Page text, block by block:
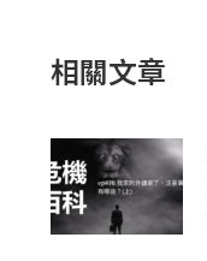
相關文章